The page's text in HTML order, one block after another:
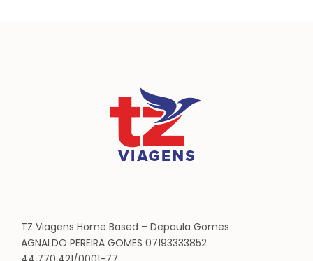
TZ Viagens Home Based – Depaula Gomes
AGNALDO PEREIRA GOMES 07193333852